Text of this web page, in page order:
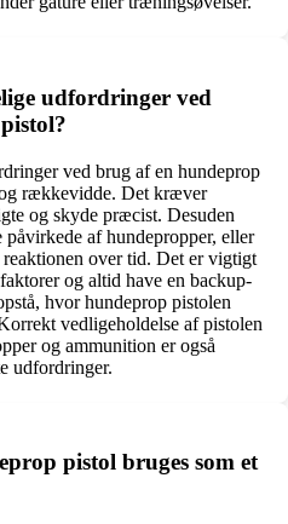
udfordringer ved
ved brug af en hundeprop
rækkevidde. Det kræver
og skyde præcist. Desuden
af hundepropper, eller
over tid. Det er vigtigt
og altid have en backup-
hvor hundeprop pistolen
vedligeholdelse af pistolen
og ammunition er også
udfordringer.
pistol bruges som et